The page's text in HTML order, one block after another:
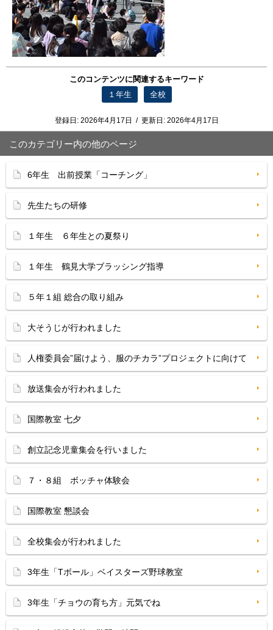
このコンテンツに関連するキーワード
１年生
全校
登録日: 2026年4月17日 / 更新日: 2026年4月17日
このカテゴリー内の他のページ
6年生 出前授業「コーチング」
先生たちの研修
１年生 ６年生との夏祭り
１年生 鶴見大学ブラッシング指導
５年１組 総合の取り組み
大そうじが行われました
人権委員会”届けよう、服のチカラ”プロジェクトに向けて
放送集会が行われました
国際教室 七夕
創立記念児童集会を行いました
７・８組 ボッチャ体験会
国際教室 懇談会
全校集会が行われました
3年生「Tボール」ベイスターズ野球教室
3年生「チョウの育ち方」元気でね